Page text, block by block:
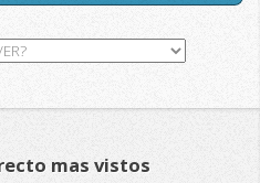
mas vistos